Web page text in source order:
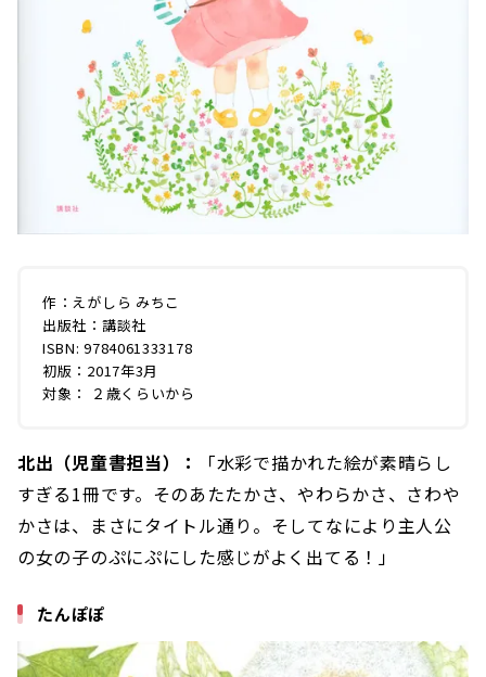
作：えがしら みちこ
出版社：講談社
ISBN: 9784061333178
初版：2017年3月
対象： ２歳くらいから
北出（児童書担当）：
「水彩で描かれた絵が素晴らし
すぎる1冊です。そのあたたかさ、やわらかさ、さわや
かさは、まさにタイトル通り。そしてなにより主人公
の女の子のぷにぷにした感じがよく出てる！」
たんぽぽ